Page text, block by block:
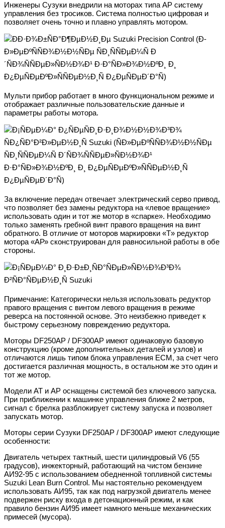
Инженеры Сузуки внедрили на моторах типа АР систему
управления без тросиков. Система полностью цифровая и
позволяет очень точно и плавно управлять мотором.
Мульти прибор работает в много функциональном режиме и
отображает различные пользовательские данные и
параметры работы мотора.
За включение передач отвечает электрический серво привод,
что позволяет без замены редуктора на «левое вращение»
использовать один и тот же мотор в «спарке». Необходимо
только заменять гребной винт правого вращения на винт
обратного. В отличие от моторов маркировки «T» редуктор
мотора «АР» сконструирован для равносильной работы в обе
стороны.
Примечание: Категорически нельзя использовать редуктор
правого вращения с винтом левого вращения в режиме
реверса на постоянной основе. Это неизбежно приведет к
быстрому серьезному повреждению редуктора.
Моторы DF250AP / DF300AP имеют одинаковую базовую
конструкцию (кроме дополнительных деталей и узлов) и
отличаются лишь типом блока управления ЕСМ, за счет чего
достигается различная мощность, в остальном же это один и
тот же мотор.
Модели AT и AP оснащены системой без ключевого запуска.
При приближении к машинке управления ближе 2 метров,
сигнал с брелка разблокирует систему запуска и позволяет
запускать мотор.
Моторы серии Сузуки DF250AP / DF300AP имеют следующие
особенности:
Двигатель четырех тактный, шести цилиндровый V6 (55
градусов), инжекторный, работающий на чистом бензине
АИ92-95 с использованием обедненной топливной системы
Suzuki Lean Burn Control. Мы настоятельно рекомендуем
использовать АИ95, так как под нагрузкой двигатель менее
подвержен риску входа в детонационный режим, и как
правило бензин АИ95 имеет намного меньше механических
примесей (мусора).